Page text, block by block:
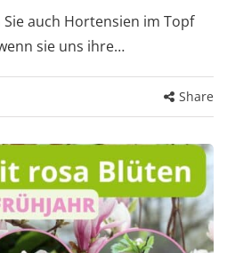
auch Hortensien im Topf
sie uns ihre…
Share